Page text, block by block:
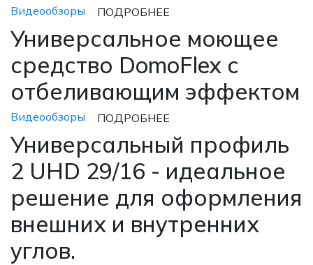
Видеообзоры ПОДРОБНЕЕ
Универсальное моющее
средство DomoFlex с
отбеливающим эффектом
Видеообзоры ПОДРОБНЕЕ
Универсальный профиль
2 UHD 29/16 - идеальное
решение для оформления
внешних и внутренних
углов.